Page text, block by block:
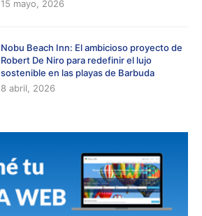
15 mayo, 2026
Nobu Beach Inn: El ambicioso proyecto de
Robert De Niro para redefinir el lujo
sostenible en las playas de Barbuda
8 abril, 2026